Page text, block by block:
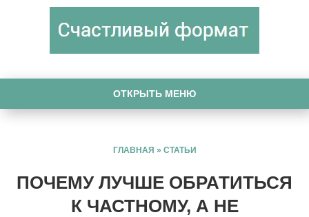
ОТКРЫТЬ МЕНЮ
ГЛАВНАЯ » СТАТЬИ
ПОЧЕМУ ЛУЧШЕ ОБРАТИТЬСЯ
К ЧАСТНОМУ, А НЕ